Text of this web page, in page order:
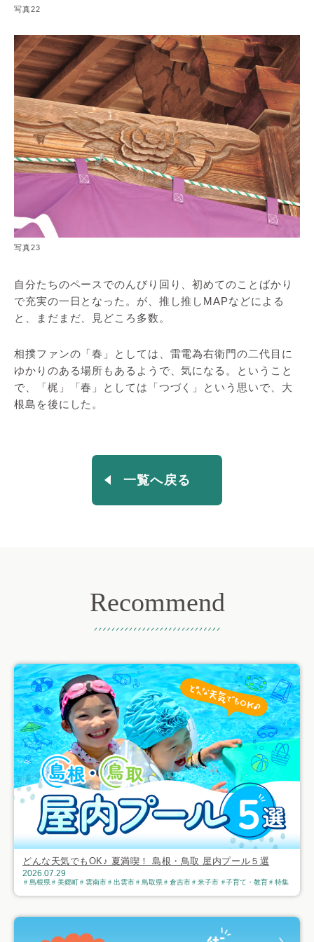
写真22
写真23
自分たちのペースでのんびり回り、初めてのことばかり
で充実の一日となった。が、推し推しMAPなどによる
と、まだまだ、見どころ多数。
相撲ファンの「春」としては、雷電為右衛門の二代目に
ゆかりのある場所もあるようで、気になる。ということ
で、「梶」「春」としては「つづく」という思いで、大
根島を後にした。
一覧へ戻る
Recommend
どんな天気でもOK♪ 夏満喫！ 島根・鳥取 屋内プール５選
2026.07.29
島根県 美郷町 雲南市 出雲市 鳥取県 倉吉市 米子市 子育て・教育 特集